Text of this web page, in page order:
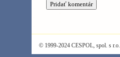
© 1999-2024 CESPOL, spol. s r.o.